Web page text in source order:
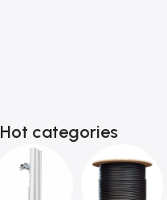
Hot categories